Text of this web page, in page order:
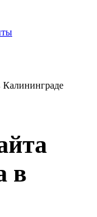
Калининграде
в